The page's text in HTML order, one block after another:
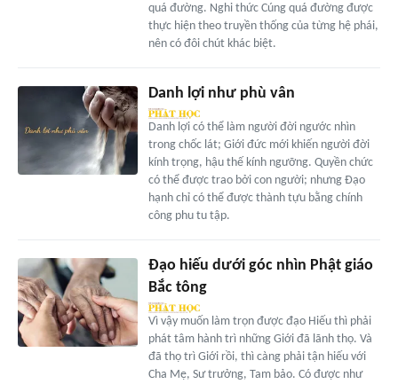
quá đường. Nghi thức Cúng quá đường được
thực hiện theo truyền thống của từng hệ phái,
nên có đôi chút khác biệt.
Danh lợi như phù vân
Danh lợi có thể làm người đời ngước nhìn
trong chốc lát; Giới đức mới khiến người đời
kính trọng, hậu thế kính ngưỡng. Quyền chức
có thể được trao bởi con người; nhưng Đạo
hạnh chỉ có thể được thành tựu bằng chính
công phu tu tập.
Đạo hiếu dưới góc nhìn Phật giáo
Bắc tông
Vì vậy muốn làm trọn được đạo Hiếu thì phải
phát tâm hành trì những Giới đã lãnh thọ. Và
đã thọ trì Giới rồi, thì càng phải tận hiếu với
Cha Mẹ, Sư trưởng, Tam bảo. Có được như